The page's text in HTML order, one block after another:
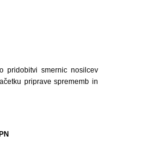
pridobitvi smernic nosilcev
priprave sprememb in